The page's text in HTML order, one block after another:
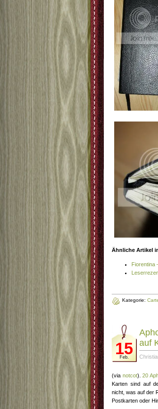
Ähnliche Artikel
Fiorentina
Kategorie:
15
Feb.
auf
(via notcot).20
Karten sind auf
nicht, was auf der
Postkarten oder